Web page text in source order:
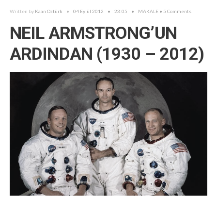
Written by Kaan Öztürk • 04 Eylül 2012 • 23:05 • MAKALE • 5 Comments
NEIL ARMSTRONG’UN
ARDINDAN (1930 – 2012)